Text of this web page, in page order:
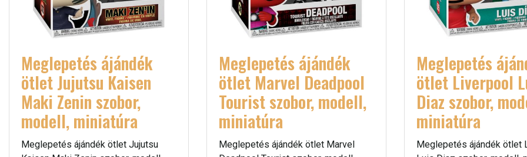
Meglepetés ájándék
ötlet Jujutsu Kaisen
Maki Zenin szobor,
modell, miniatúra
Meglepetés ájándék ötlet Jujutsu
Meglepetés ájándék
ötlet Marvel Deadpool
Tourist szobor, modell,
miniatúra
Meglepetés ájándék ötlet Marvel
Meglepetés
ötlet Liverpool
Diaz szobor,
miniatúra
Meglepetés ájándék ötlet